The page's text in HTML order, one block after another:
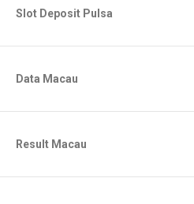
Slot Deposit Pulsa
Data Macau
Result Macau